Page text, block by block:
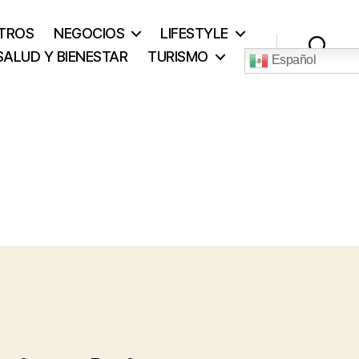
NEGOCIOS
LIFESTYLE
Y BIENESTAR
TURISMO EspañolBuscar